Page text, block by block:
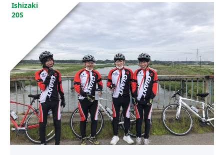
Ishizaki
20S